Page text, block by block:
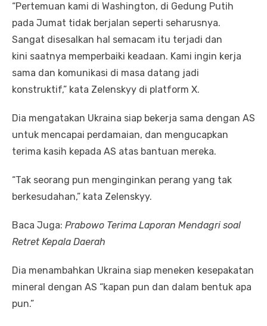
“Pertemuan kami di Washington, di Gedung Putih
pada Jumat tidak berjalan seperti seharusnya.
Sangat disesalkan hal semacam itu terjadi dan
kini saatnya memperbaiki keadaan. Kami ingin kerja
sama dan komunikasi di masa datang jadi
konstruktif,” kata Zelenskyy di platform X.
Dia mengatakan Ukraina siap bekerja sama dengan AS
untuk mencapai perdamaian, dan mengucapkan
terima kasih kepada AS atas bantuan mereka.
“Tak seorang pun menginginkan perang yang tak
berkesudahan,” kata Zelenskyy.
Baca Juga: Prabowo Terima Laporan Mendagri soal
Retret Kepala Daerah
Dia menambahkan Ukraina siap meneken kesepakatan
mineral dengan AS “kapan pun dan dalam bentuk apa
pun.”